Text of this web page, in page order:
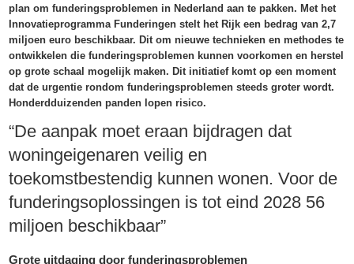
plan om funderingsproblemen in Nederland aan te pakken. Met het
Innovatieprogramma Funderingen stelt het Rijk een bedrag van 2,7
miljoen euro beschikbaar. Dit om nieuwe technieken en methodes te
ontwikkelen die funderingsproblemen kunnen voorkomen en herstel
op grote schaal mogelijk maken. Dit initiatief komt op een moment
dat de urgentie rondom funderingsproblemen steeds groter wordt.
Honderdduizenden panden lopen risico.
“De aanpak moet eraan bijdragen dat
woningeigenaren veilig en
toekomstbestendig kunnen wonen. Voor de
funderingsoplossingen is tot eind 2028 56
miljoen beschikbaar”
Grote uitdaging door funderingsproblemen